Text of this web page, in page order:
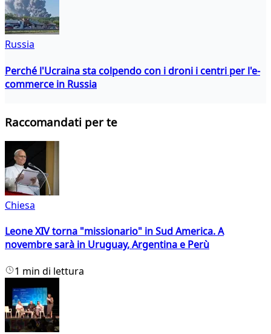
Russia
Perché l'Ucraina sta colpendo con i droni i centri per l'e-
commerce in Russia
Raccomandati per te
Chiesa
Leone XIV torna "missionario" in Sud America. A
novembre sarà in Uruguay, Argentina e Perù
1 min di lettura